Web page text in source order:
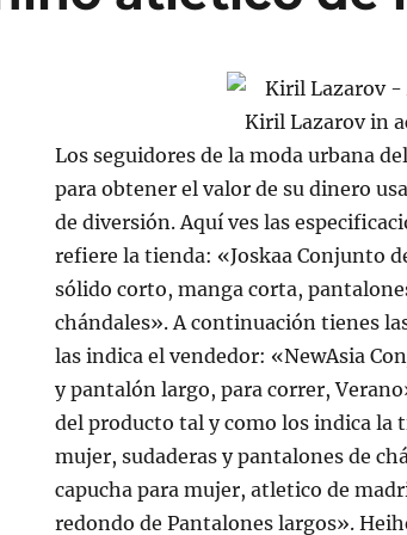
Los seguidores de la moda urbana
para obtener el valor de su dinero
de diversión. Aquí ves las
refiere la tienda: «Joskaa Conjunto
sólido corto, manga corta,
chándales». A continuación tienes
las indica el vendedor: «NewAsia
y pantalón largo, para correr,
del producto tal y como los indica la
mujer, sudaderas y pantalones de
capucha para mujer, atletico de
redondo de Pantalones largos».